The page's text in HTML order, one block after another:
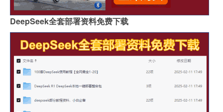
DeepSeek全套部署资料免费下载